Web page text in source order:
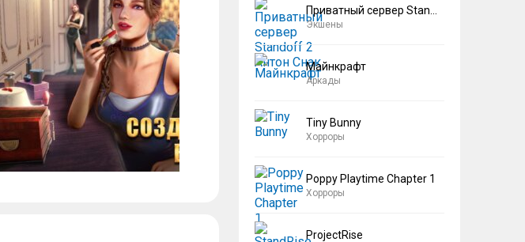
Экшены
Майнкрафт
Аркады
Tiny Bunny
Хорроры
Poppy Playtime Chapter 1
Хорроры
ProjectRise